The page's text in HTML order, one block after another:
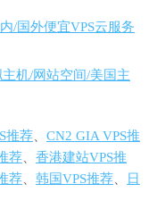
/国外便宜VPS云服务
机/网站空间/美国主
推荐、 CN2 GIA VPS推
荐、 香港建站VPS推
荐、 韩国VPS推荐、
日